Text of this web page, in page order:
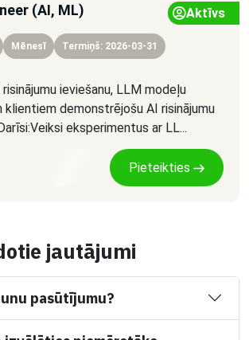
(AI, ML) Aktīvs
Mēnesī Termiņš: 2026-03-31
ieviešanu, LLM modeļu
klientiem demonstrējošu AI risinājumu
eksperimentus ar LL...
Pieteikties
jautājumi
pasūtījumu?